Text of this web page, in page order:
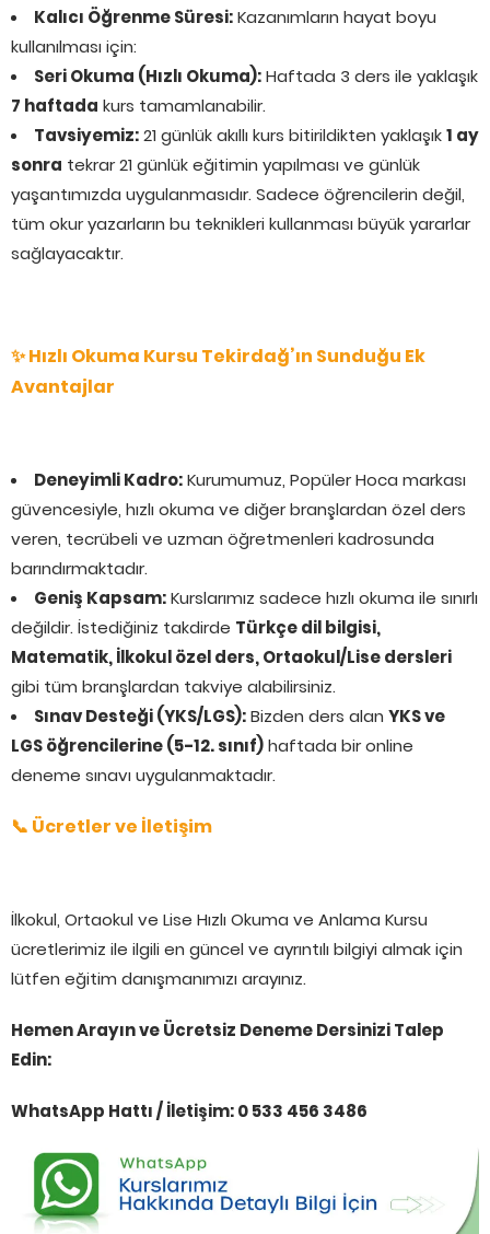
Kalıcı Öğrenme Süresi:Kazanımların hayat boyu
kullanılması için:
Seri Okuma (Hızlı Okuma):Haftada 3 ders ile yaklaşık
7 haftada kurs tamamlanabilir.
Tavsiyemiz:21 günlük akıllı kurs bitirildikten yaklaşık1 ay
sonra tekrar 21 günlük eğitimin yapılması ve günlük
yaşantımızda uygulanmasıdır. Sadece öğrencilerin değil,
tüm okur yazarların bu teknikleri kullanması büyük yararlar
sağlayacaktır.
✨ Hızlı Okuma Kursu Tekirdağ’ın Sunduğu Ek
Avantajlar
Deneyimli Kadro:Kurumumuz, Popüler Hoca markası
güvencesiyle, hızlı okuma ve diğer branşlardan özel ders
veren, tecrübeli ve uzman öğretmenleri kadrosunda
barındırmaktadır.
Geniş Kapsam:Kurslarımız sadece hızlı okuma ile sınırlı
değildir. İstediğiniz takdirde Türkçe dil bilgisi,
Matematik, İlkokul özel ders, Ortaokul/Lise dersleri
gibi tüm branşlardan takviye alabilirsiniz.
Sınav Desteği (YKS/LGS):Bizden ders alan YKS ve
LGS öğrencilerine (5-12. sınıf)haftada bir online
deneme sınavı uygulanmaktadır.
📞 Ücretler ve İletişim
İlkokul, Ortaokul ve Lise Hızlı Okuma ve Anlama Kursu
ücretlerimiz ile ilgili en güncel ve ayrıntılı bilgiyi almak için
lütfen eğitim danışmanımızı arayınız.
Hemen Arayın ve Ücretsiz Deneme Dersinizi Talep
Edin:
WhatsApp Hattı / İletişim: 0 533 456 3486